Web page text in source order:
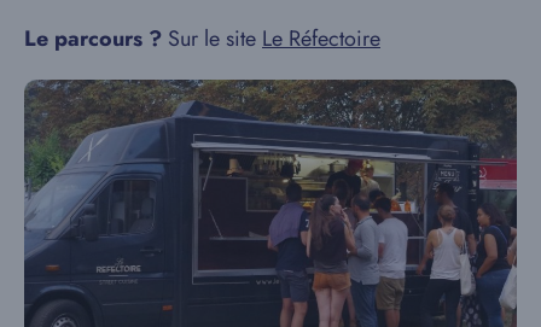
Le parcours ? Sur le siteLe Réfectoire